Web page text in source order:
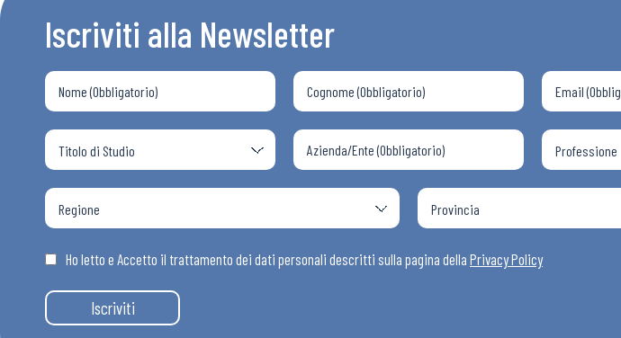
Chi Siamo
Iscriviti alla Newsletter
Ho letto e Accetto il trattamento dei dati personali descritti sulla pagina della Privacy Policy
Iscriviti